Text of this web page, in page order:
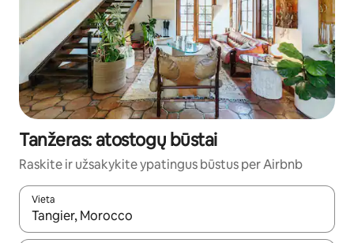
Tanžeras: atostogų būstai
Raskite ir užsakykite ypatingus būstus per Airbnb
Vieta
Kai pasirodys paieškos rezultatai, juos naršyti galite